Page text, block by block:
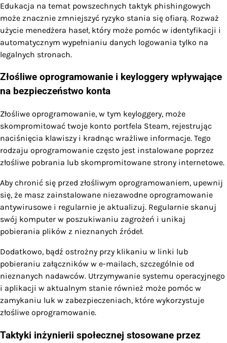
Edukacja na temat powszechnych taktyk phishingowych
może znacznie zmniejszyć ryzyko stania się ofiarą. Rozważ
użycie menedżera haseł, który może pomóc w identyfikacji i
automatycznym wypełnianiu danych logowania tylko na
legalnych stronach.
Złośliwe oprogramowanie i keyloggery wpływające
na bezpieczeństwo konta
Złośliwe oprogramowanie, w tym keyloggery, może
skompromitować twoje konto portfela Steam, rejestrując
naciśnięcia klawiszy i kradnąc wrażliwe informacje. Tego
rodzaju oprogramowanie często jest instalowane poprzez
złośliwe pobrania lub skompromitowane strony internetowe.
Aby chronić się przed złośliwym oprogramowaniem, upewnij
się, że masz zainstalowane niezawodne oprogramowanie
antywirusowe i regularnie je aktualizuj. Regularnie skanuj
swój komputer w poszukiwaniu zagrożeń i unikaj
pobierania plików z nieznanych źródeł.
Dodatkowo, bądź ostrożny przy klikaniu w linki lub
pobieraniu załączników w e-mailach, szczególnie od
nieznanych nadawców. Utrzymywanie systemu operacyjnego
i aplikacji w aktualnym stanie również może pomóc w
zamykaniu luk w zabezpieczeniach, które wykorzystuje
złośliwe oprogramowanie.
Taktyki inżynierii społecznej stosowane przez